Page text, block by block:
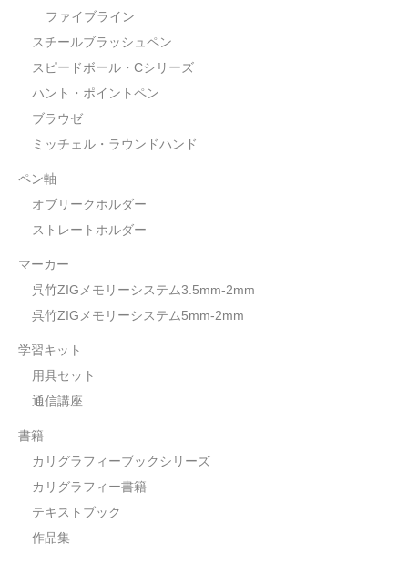
ファイブライン
スチールブラッシュペン
スピードボール・Cシリーズ
ハント・ポイントペン
ブラウゼ
ミッチェル・ラウンドハンド
ペン軸
オブリークホルダー
ストレートホルダー
マーカー
呉竹ZIGメモリーシステム3.5mm-2mm
呉竹ZIGメモリーシステム5mm-2mm
学習キット
用具セット
通信講座
書籍
カリグラフィーブックシリーズ
カリグラフィー書籍
テキストブック
作品集